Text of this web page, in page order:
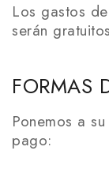
Los gastos
serán
FORMAS
Ponemos a
pago: